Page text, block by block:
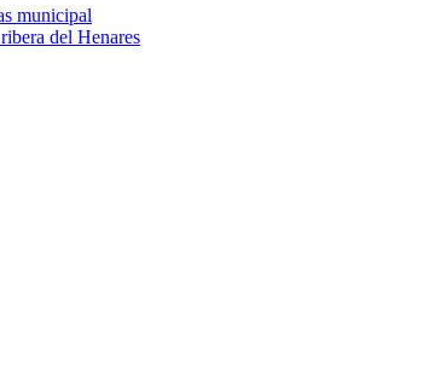
municipal
del Henares